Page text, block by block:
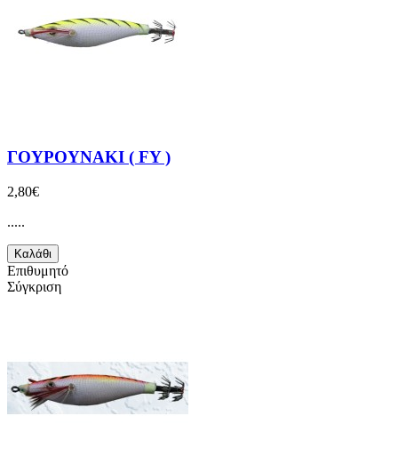
ΓΟΥΡΟΥΝΑΚΙ ( FY )
2,80€
.....
Καλάθι
Επιθυμητό
Σύγκριση